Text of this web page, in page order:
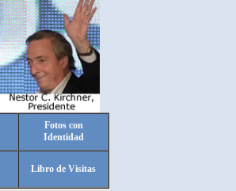
Fotos con
Identidad
Libro de Visitas